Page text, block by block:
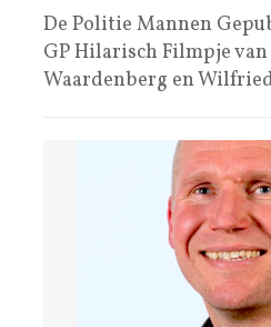
De Politie Mannen
GP Hilarisch Filmpje
Waardenberg en